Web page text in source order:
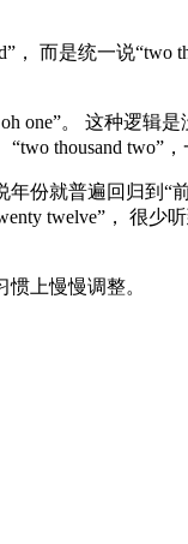
， 而是统一说
one”。 这种逻
thousand two”，
份就普遍回归到“
twelve”， 很少
上慢慢调整。